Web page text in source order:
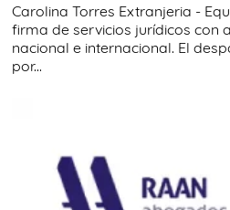
Carolina Torres Extranjeria -
firma de servicios jurídicos con
nacional e internacional. El
por...